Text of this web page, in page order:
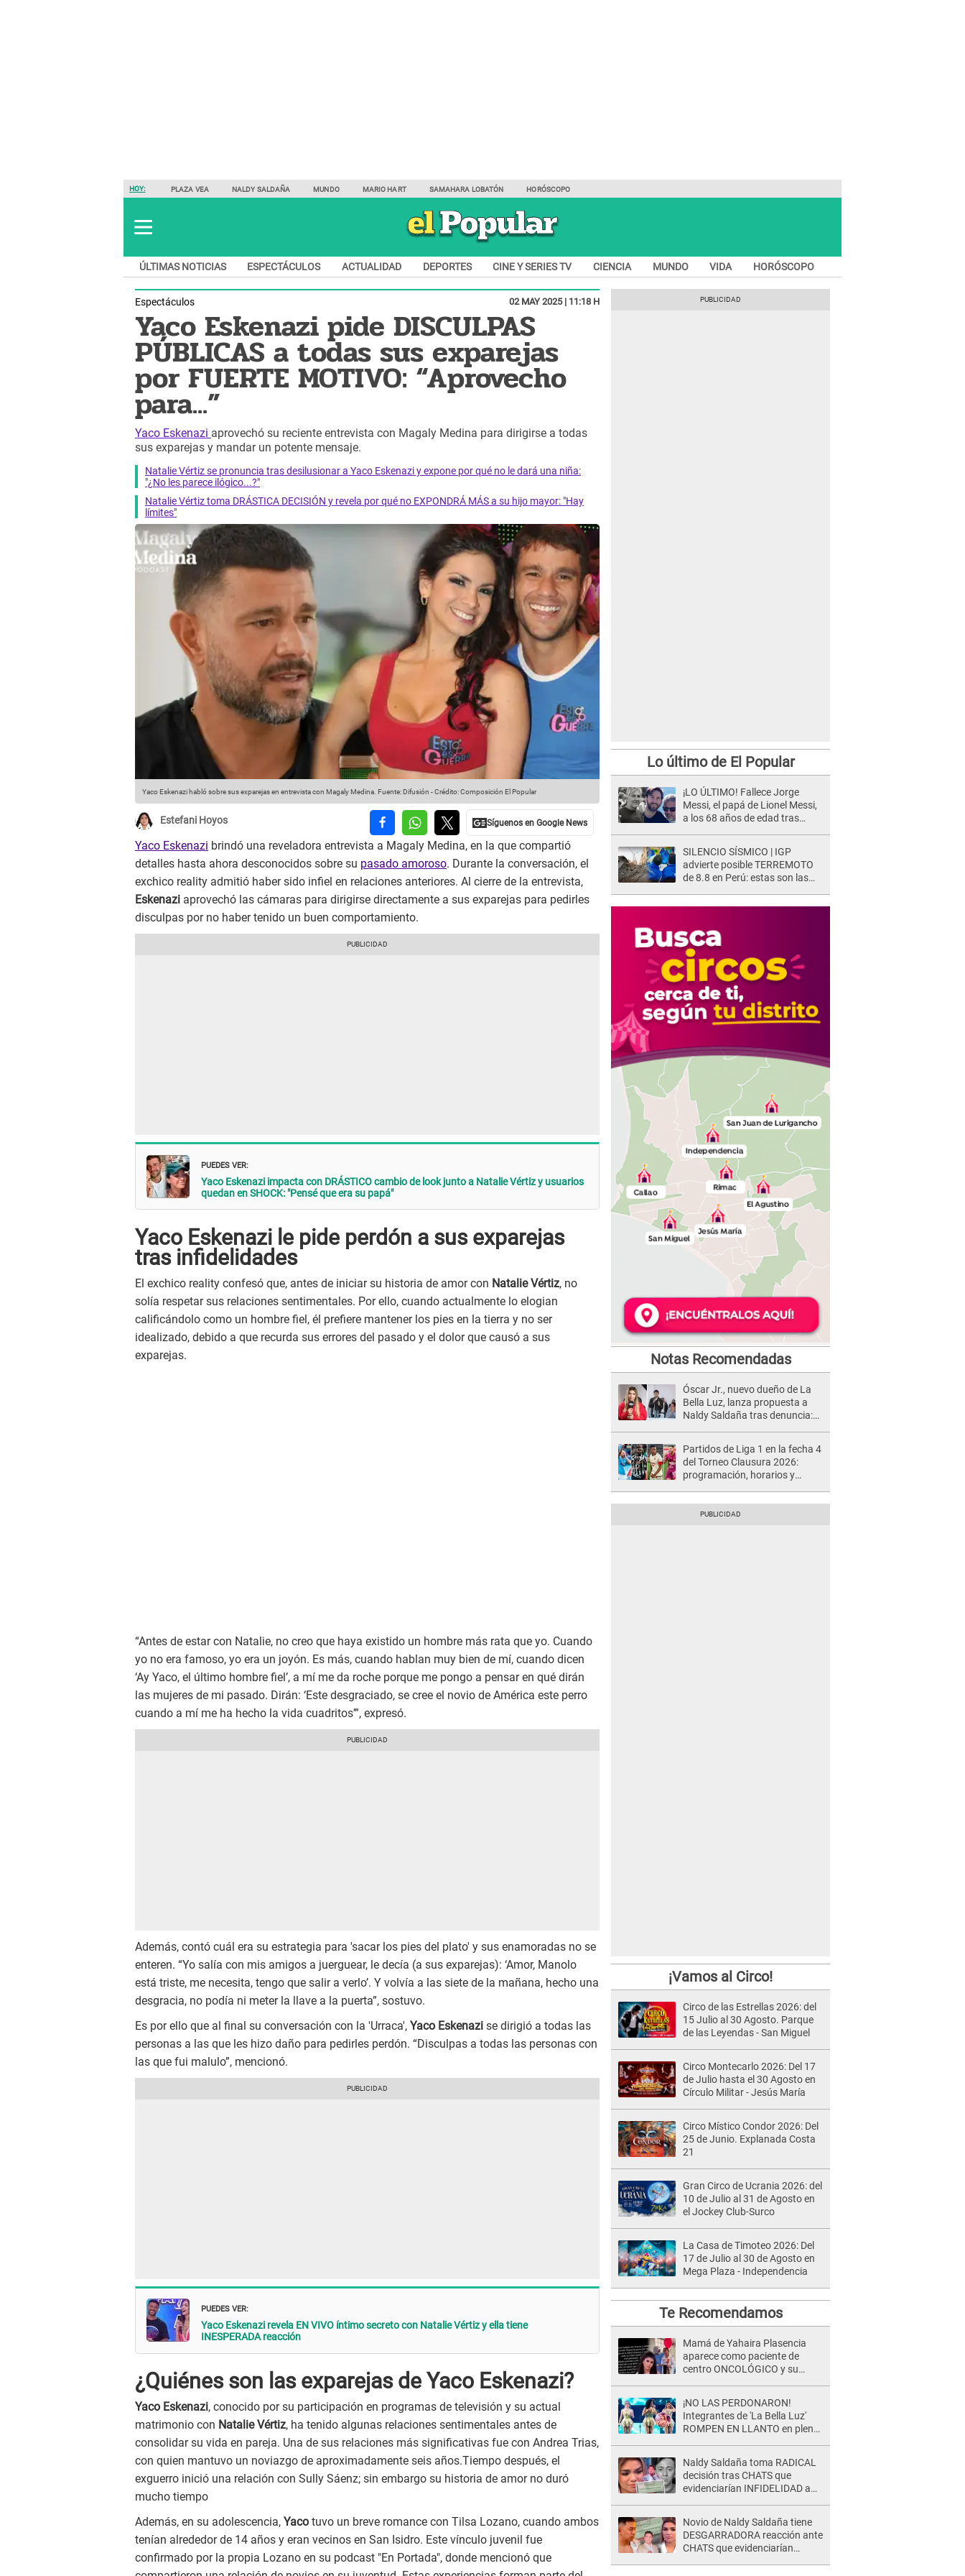
HOY: PLAZA VEA NALDY SALDAÑA MUNDO MARIO HART SAMAHARA LOBATÓN HORÓSCOPO
ÚLTIMAS NOTICIAS ESPECTÁCULOS ACTUALIDAD DEPORTES CINE Y SERIES TV CIENCIA MUNDO VIDA HORÓSCOPO
Espectáculos 02 MAY 2025 | 11:18 H
Yaco Eskenazi pide DISCULPAS
PÚBLICAS a todas sus exparejas
por FUERTE MOTIVO: “Aprovecho
para...”
Yaco Eskenazi aprovechó su reciente entrevista con Magaly Medina para dirigirse a todas
sus exparejas y mandar un potente mensaje.
Natalie Vértiz se pronuncia tras desilusionar a Yaco Eskenazi y expone por qué no le dará una niña:
"¿No les parece ilógico...?"
Natalie Vértiz toma DRÁSTICA DECISIÓN y revela por qué no EXPONDRÁ MÁS a su hijo mayor: "Hay
límites"
Yaco Eskenazi habló sobre sus exparejas en entrevista con Magaly Medina. Fuente: Difusión -Crédito: Composición El Popular
Estefani Hoyos
Yaco Eskenazi brindó una reveladora entrevista a Magaly Medina, en la que compartió
detalles hasta ahora desconocidos sobre su pasado amoroso. Durante la conversación, el
exchico reality admitió haber sido infiel en relaciones anteriores. Al cierre de la entrevista,
Eskenazi aprovechó las cámaras para dirigirse directamente a sus exparejas para pedirles
disculpas por no haber tenido un buen comportamiento.
PUEDES VER:
Yaco Eskenazi impacta con DRÁSTICO cambio de look junto a Natalie Vértiz y usuarios
quedan en SHOCK: "Pensé que era su papá"
Yaco Eskenazi le pide perdón a sus exparejas
tras infidelidades
El exchico reality confesó que, antes de iniciar su historia de amor con Natalie Vértiz, no
solía respetar sus relaciones sentimentales. Por ello, cuando actualmente lo elogian
calificándolo como un hombre fiel, él prefiere mantener los pies en la tierra y no ser
idealizado, debido a que recurda sus errores del pasado y el dolor que causó a sus
exparejas.
“Antes de estar con Natalie, no creo que haya existido un hombre más rata que yo. Cuando
yo no era famoso, yo era un joyón. Es más, cuando hablan muy bien de mí, cuando dicen
‘Ay Yaco, el último hombre fiel’, a mí me da roche porque me pongo a pensar en qué dirán
las mujeres de mi pasado. Dirán: ‘Este desgraciado, se cree el novio de América este perro
cuando a mí me ha hecho la vida cuadritos’”, expresó.
Además, contó cuál era su estrategia para 'sacar los pies del plato' y sus enamoradas no se
enteren. “Yo salía con mis amigos a juerguear, le decía (a sus exparejas): ‘Amor, Manolo
está triste, me necesita, tengo que salir a verlo’. Y volvía a las siete de la mañana, hecho una
desgracia, no podía ni meter la llave a la puerta”, sostuvo.
Es por ello que al final su conversación con la 'Urraca', Yaco Eskenazi se dirigió a todas las
personas a las que les hizo daño para pedirles perdón. “Disculpas a todas las personas con
las que fui malulo”, mencionó.
PUEDES VER:
Yaco Eskenazi revela EN VIVO íntimo secreto con Natalie Vértiz y ella tiene
INESPERADA reacción
¿Quiénes son las exparejas de Yaco Eskenazi?
Yaco Eskenazi, conocido por su participación en programas de televisión y su actual
matrimonio con Natalie Vértiz, ha tenido algunas relaciones sentimentales antes de
consolidar su vida en pareja. Una de sus relaciones más significativas fue con Andrea Trias,
con quien mantuvo un noviazgo de aproximadamente seis años.Tiempo después, el
exguerro inició una relación con Sully Sáenz; sin embargo su historia de amor no duró
mucho tiempo
Además, en su adolescencia, Yaco tuvo un breve romance con Tilsa Lozano, cuando ambos
tenían alrededor de 14 años y eran vecinos en San Isidro. Este vínculo juvenil fue
confirmado por la propia Lozano en su podcast "En Portada", donde mencionó que
Lo último de El Popular
¡LO ÚLTIMO! Fallece Jorge
Messi, el papá de Lionel Messi,
a los 68 años de edad tras
SILENCIO SÍSMICO | IGP
advierte posible TERREMOTO
de 8.8 en Perú: estas son las
Notas Recomendadas
Óscar Jr., nuevo dueño de La
Bella Luz, lanza propuesta a
Naldy Saldaña tras denuncia:
Partidos de Liga 1 en la fecha 4
del Torneo Clausura 2026:
programación, horarios y
¡Vamos al Circo!
Circo de las Estrellas 2026: del
15 Julio al 30 Agosto. Parque
de las Leyendas - San Miguel
Circo Montecarlo 2026: Del 17
de Julio hasta el 30 Agosto en
Círculo Militar - Jesús María
Circo Místico Condor 2026: Del
25 de Junio. Explanada Costa
21
Gran Circo de Ucrania 2026: del
10 de Julio al 31 de Agosto en
el Jockey Club-Surco
La Casa de Timoteo 2026: Del
17 de Julio al 30 de Agosto en
Mega Plaza - Independencia
Te Recomendamos
Mamá de Yahaira Plasencia
aparece como paciente de
centro ONCOLÓGICO y su
¡NO LAS PERDONARON!
Integrantes de 'La Bella Luz'
ROMPEN EN LLANTO en pleno
Naldy Saldaña toma RADICAL
decisión tras CHATS que
evidenciarían INFIDELIDAD a
Novio de Naldy Saldaña tiene
DESGARRADORA reacción ante
CHATS que evidenciarían